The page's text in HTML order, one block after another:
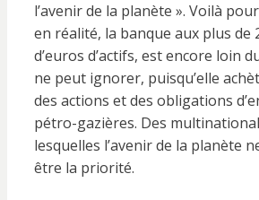
l’avenir de la planète ». Voilà
en réalité, la banque aux plus de
d’euros d’actifs, est encore loin
ne peut ignorer, puisqu’elle
des actions et des obligations
pétro-gazières. Des
lesquelles l’avenir de la planète
être la priorité.